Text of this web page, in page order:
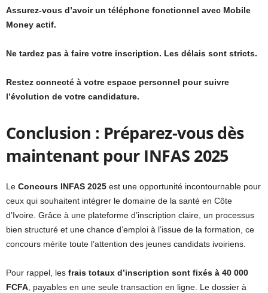
Assurez-vous d’avoir un téléphone fonctionnel avec Mobile
Money actif.
Ne tardez pas à faire votre inscription. Les délais sont stricts.
Restez connecté à votre espace personnel pour suivre
l’évolution de votre candidature.
Conclusion : Préparez-vous dès
maintenant pour INFAS 2025
Le Concours INFAS 2025 est une opportunité incontournable pour
ceux qui souhaitent intégrer le domaine de la santé en Côte
d’Ivoire. Grâce à une plateforme d’inscription claire, un processus
bien structuré et une chance d’emploi à l’issue de la formation, ce
concours mérite toute l’attention des jeunes candidats ivoiriens.
Pour rappel, les frais totaux d’inscription sont fixés à 40 000
FCFA, payables en une seule transaction en ligne. Le dossier à